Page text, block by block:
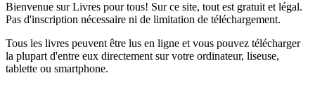
Bienvenue sur Livres pour tous! Sur ce site, tout est gratuit et légal.
Pas d'inscription nécessaire ni de limitation de téléchargement.
Tous les livres peuvent être lus en ligne et vous pouvez télécharger
la plupart d'entre eux directement sur votre ordinateur, liseuse,
tablette ou smartphone.